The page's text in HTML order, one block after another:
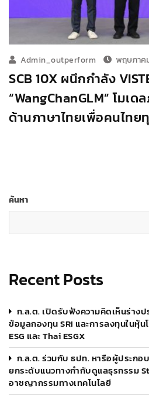
Admin_outperform พฤษภาค
SCB 10X ผนึกกำลัง
“WangChanGLM” โมเ
ด้านภาษาไทยเพื่อคนไทย
ค้นหา
Recent Posts
ก.ล.ต. เปิดรับฟังความคิดเห็นร่าง
ข้อมูลกองทุน SRI และการลงทุนในหุ้น
ESG และ Thai ESGX
ก.ล.ต. ร่วมกับ ธปท. หารือผู้ประก
ยกระดับแนวทางกำกับดูแลธุรกรรม
อาชญากรรมทางเทคโนโลยี